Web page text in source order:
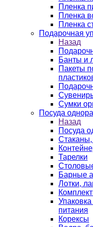
Пленка
Пленка
Пленка
Подарочная
Назад
Банты и
Пакеты
Сумки
Посуда
Назад
Посуда
Тарелки
Барные
Лотки,
питания
Корексы